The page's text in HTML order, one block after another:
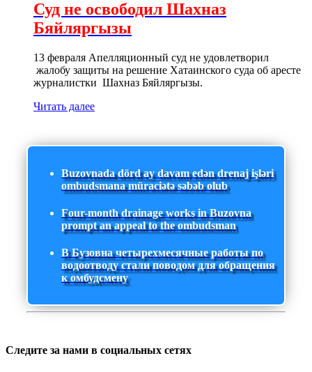
Суд не освободил Шахназ
Бяйляргызы
13 февраля Апелляционный суд не удовлетворил
жалобу защиты на решение Хатаинского суда об аресте
журналистки Шахназ Бяйляргызы.
Читать далее
Buzovnada dörd ay davam edən drenaj işləri
ombudsmana müraciətə səbəb olub
Four-month drainage works in Buzovna
prompt an appeal to the ombudsman
В Бузовна четырехмесячные работы по
водоотводу стали поводом для обращения
к омбудсмену
Следите за нами в социальных сетях